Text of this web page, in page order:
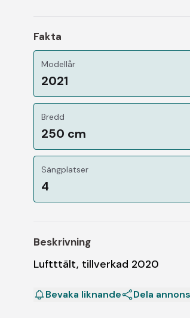
Fakta
Modellår
2021
Bredd
250 cm
Sängplatser
4
Beskrivning
Luftttält, tillverkad 2020
Bevaka liknande Dela annons